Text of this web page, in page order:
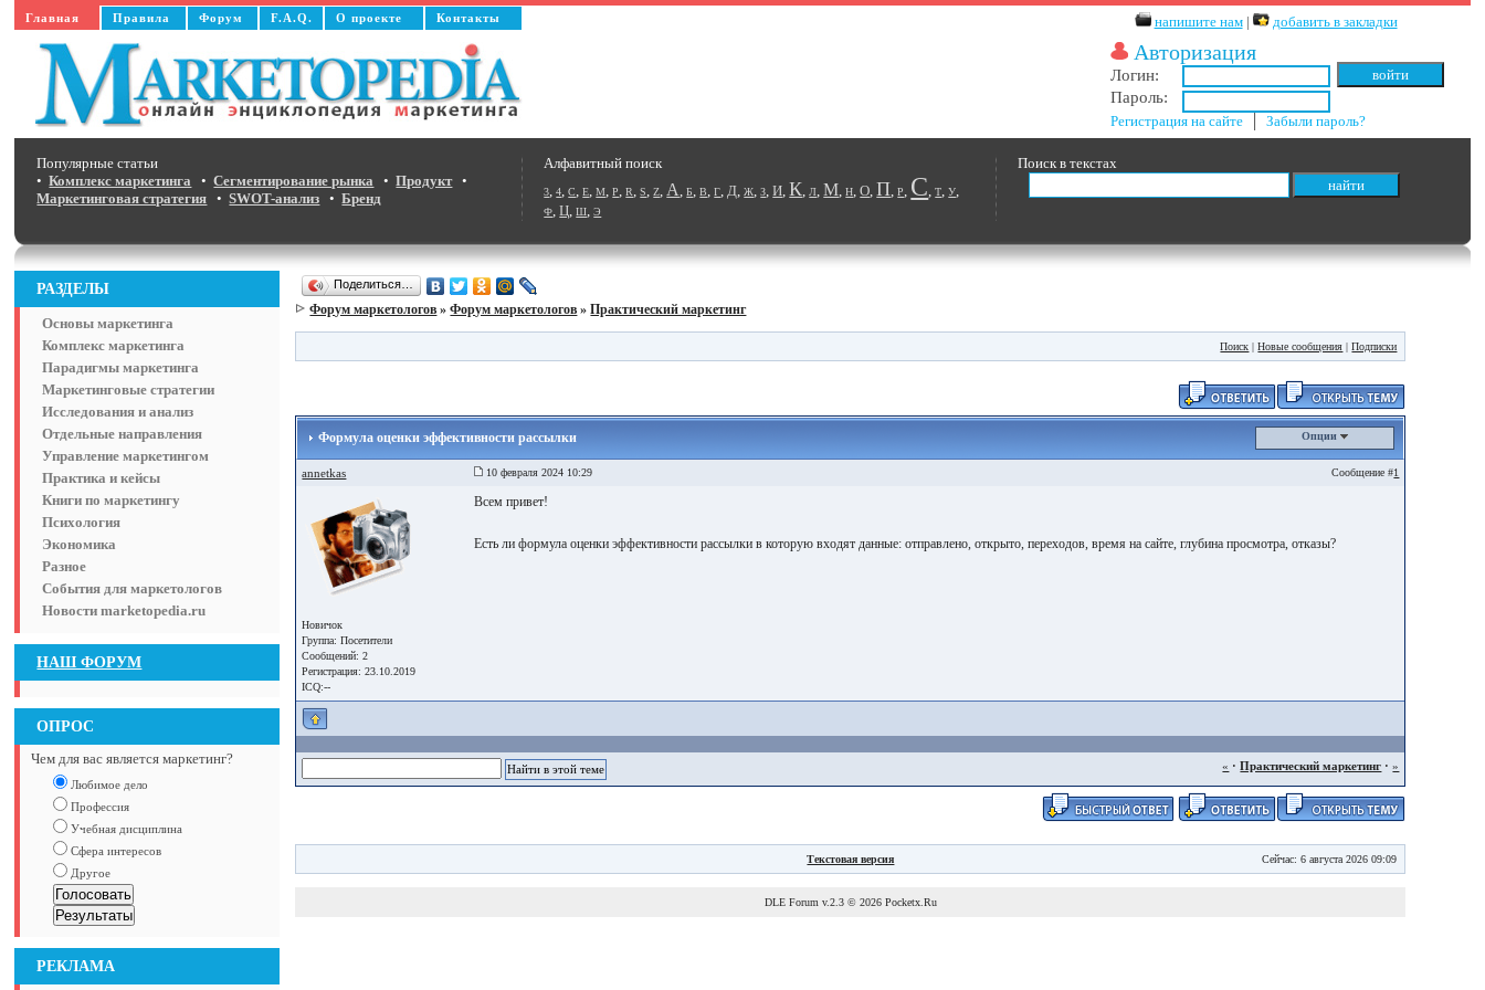
Главная Правила Форум F.A.Q. О проекте Контакты напишите нам| добавить в закладки
Авторизация
Логин:
Пароль:
Регистрация на сайте │Забыли пароль?
Поиск в текстах
Алфавитный поиск
3,4,C,E,M,P,R,S,Z,А,Б,В,Г,Д,Ж,З,И,К,Л,М,Н,О,П,Р, С,Т,У,
Ф,Ц,Ш,Э
Популярные статьи
•Комплекс маркетинга •Сегментирование рынка •Продукт•
Маркетинговая стратегия •SWOT-анализ •Бренд
РАЗДЕЛЫ
Основы маркетинга
Комплекс маркетинга
Парадигмы маркетинга
Маркетинговые стратегии
Исследования и анализ
Отдельные направления
Управление маркетингом
Практика и кейсы
Книги по маркетингу
Психология
Экономика
Разное
События для маркетологов
Новости marketopedia.ru
НАШ ФОРУМ
ОПРОС
Чем для вас является маркетинг?
Любимое дело
Профессия
Учебная дисциплина
Сфера интересов
Другое
РЕКЛАМА
Поделиться…
Форум маркетологов »Форум маркетологов »Практический маркетинг
Поиск |Новые сообщения |Подписки
Формула оценки эффективности рассылки Опции
annetkas 10 февраля 2024 10:29 Сообщение #1
Новичок
Группа:Посетители
Сообщений: 2
Регистрация: 23.10.2019
ICQ:--
Всем привет!
Есть ли формула оценки эффективности рассылки в которую входят данные: отправлено, открыто, переходов, время на сайте, глубина просмотра, отказы?
« ·Практический маркетинг · »
Текстовая версия Сейчас: 6 августа 2026 09:09
DLE Forum v.2.3 © 2026 Pocketx.Ru